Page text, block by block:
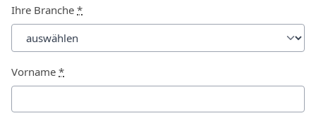
Ihre Branche *
Vorname *